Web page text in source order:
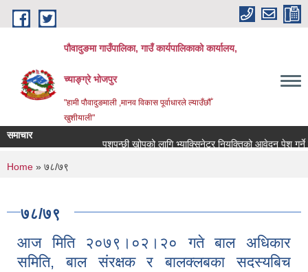
Skip to main content
पौवादुङमा गाउँपालिका, गाउँ कार्यपालिकाको कार्यालय,
च्याङ्ग्रे भोजपुर
"हामी पौवादुङमाली ,मानव विकास पूर्वाधारले ल्याउँछौँ
खुशीयाली"
समाचार
पशुपन्छी खोपको लागि भ्याक्सिनेटर नियुक्तिको आवेदन पेश गर्ने
You are here
Home » ७८/७९
७८/७९
आज मिति २०७९।०२।२० गते बाल अधिकार
समिति, बाल संरक्षक र बालक्लबका सदस्यबिच